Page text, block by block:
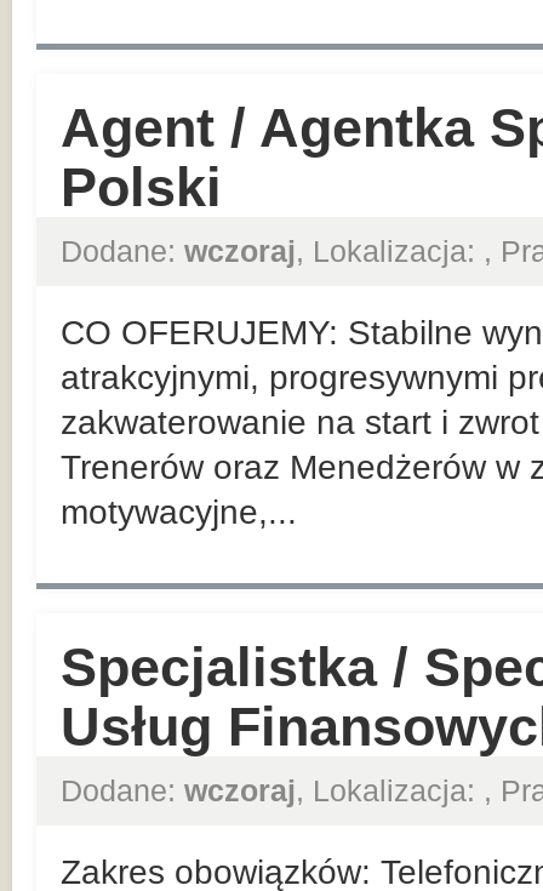
Agent / Agentka
Polski
Dodane: wczoraj, Lokalizacja: ,
CO OFERUJEMY: Stabilne
atrakcyjnymi, progresywnymi
zakwaterowanie na start i
Trenerów oraz Menedżerów w
motywacyjne,...
Specjalistka /
Usług
Dodane: wczoraj, Lokalizacja: ,
Zakres obowiązków: